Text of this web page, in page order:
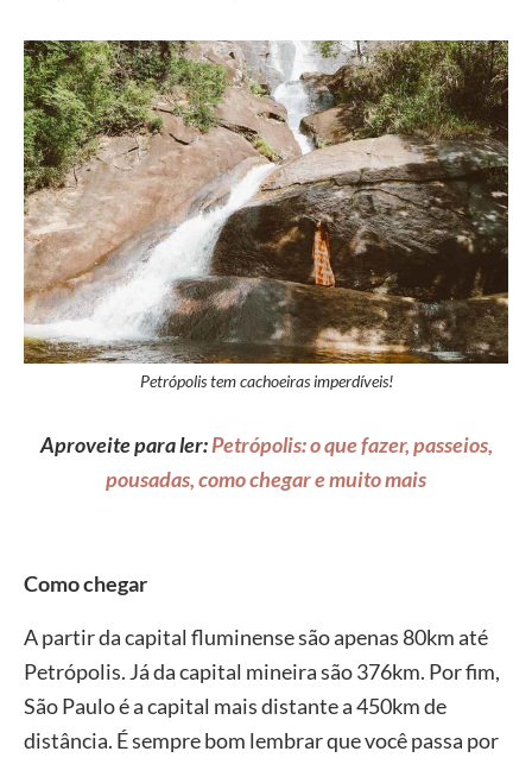
Petrópolis tem cachoeiras imperdíveis!
Aproveite para ler:Petrópolis: o que fazer, passeios,
pousadas, como chegar e muito mais
Como chegar
A partir da capital fluminense são apenas 80km até
Petrópolis. Já da capital mineira são 376km. Por fim,
São Paulo é a capital mais distante a 450km de
distância. É sempre bom lembrar que você passa por